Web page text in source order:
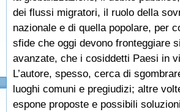
dei flussi migratori, il ruolo della
nazionale e di quella popolare, per
sfide che oggi devono fronteggiare
avanzate, che i cosiddetti Paesi in
L’autore, spesso, cerca di
luoghi comuni e pregiudizi; altre
espone proposte e possibili